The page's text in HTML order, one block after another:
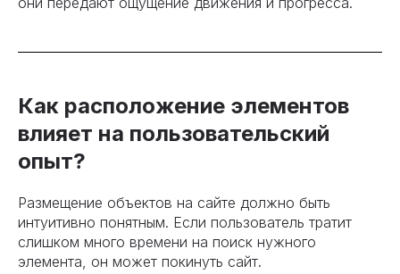
Как расположение элементов
влияет на пользовательский
опыт?
Размещение объектов на сайте должно быть
интуитивно понятным. Если пользователь тратит
слишком много времени на поиск нужного
элемента, он может покинуть сайт.